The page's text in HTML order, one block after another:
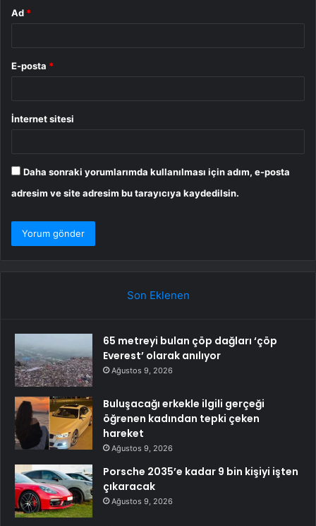
Ad *
E-posta *
İnternet sitesi
Daha sonraki yorumlarımda kullanılması için adım, e-posta
adresim ve site adresim bu tarayıcıya kaydedilsin.
Son Eklenen
65 metreyi bulan çöp dağları ‘çöp
Everest’ olarak anılıyor
Ağustos 9, 2026
Buluşacağı erkekle ilgili gerçeği
öğrenen kadından tepki çeken
hareket
Ağustos 9, 2026
Porsche 2035’e kadar 9 bin kişiyi işten
çıkaracak
Ağustos 9, 2026